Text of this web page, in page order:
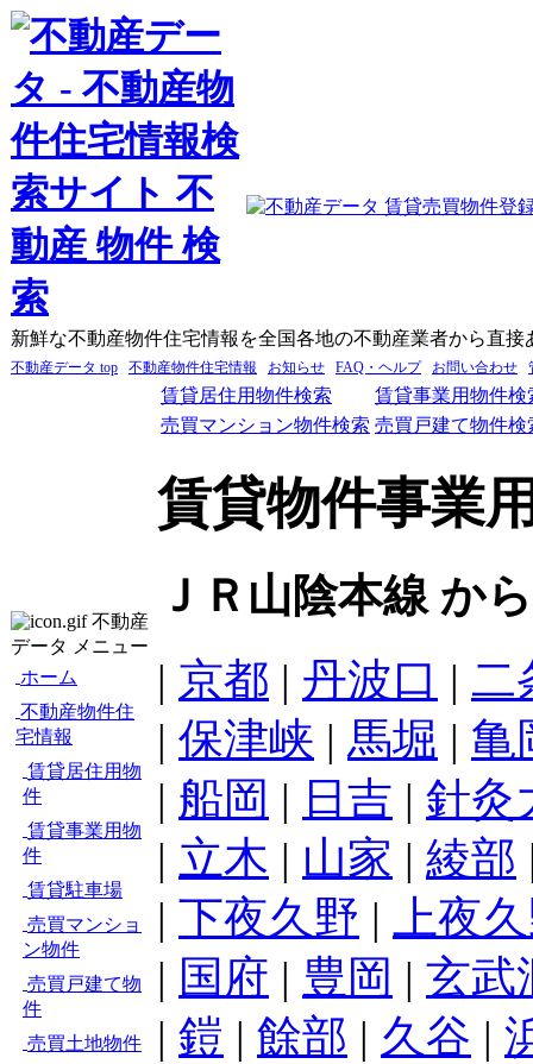
新鮮な不動産物件住宅情報を全国各地の不動産業者から直接
不動産データ top 不動産物件住宅情報 お知らせ FAQ・ヘルプ お問い合わせ
不動産
データ メニュー
ホーム
不動産物件住
宅情報
賃貸居住用物
件
賃貸事業用物
件
賃貸駐車場
売買マンショ
ン物件
売買戸建て物
件
売買土地物件
賃貸居住用物件検索
賃貸事業用物件検
売買マンション物件検索 売買戸建て物件検
賃貸物件事業
ＪＲ山陰本線 か
| 京都 | 丹波口 | 二
| 保津峡 | 馬堀 | 亀
| 船岡 | 日吉 | 針灸
| 立木 | 山家 | 綾部
| 下夜久野 |
上夜
| 国府 | 豊岡 | 玄武
| 鎧 | 餘部 | 久谷 |